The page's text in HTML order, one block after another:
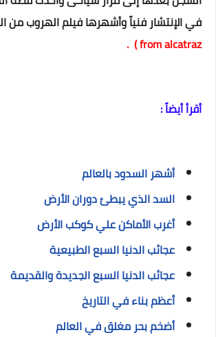
في الإنتشار فنياً وأشهرها فيلم الهروب من
from alcatraz ) .
أقرأ أيضاً :
أشهر السدود بالعالم
السد الذي يبطئ دوران الأرض
أغرب الأماكن علي كوكب الأرض
عجائب الدنيا السبع الطبيعية
عجائب الدنيا السبع الجديدة والقديمة
أعظم بناء في التاريخ
أضخم بحر مغلق في العالم